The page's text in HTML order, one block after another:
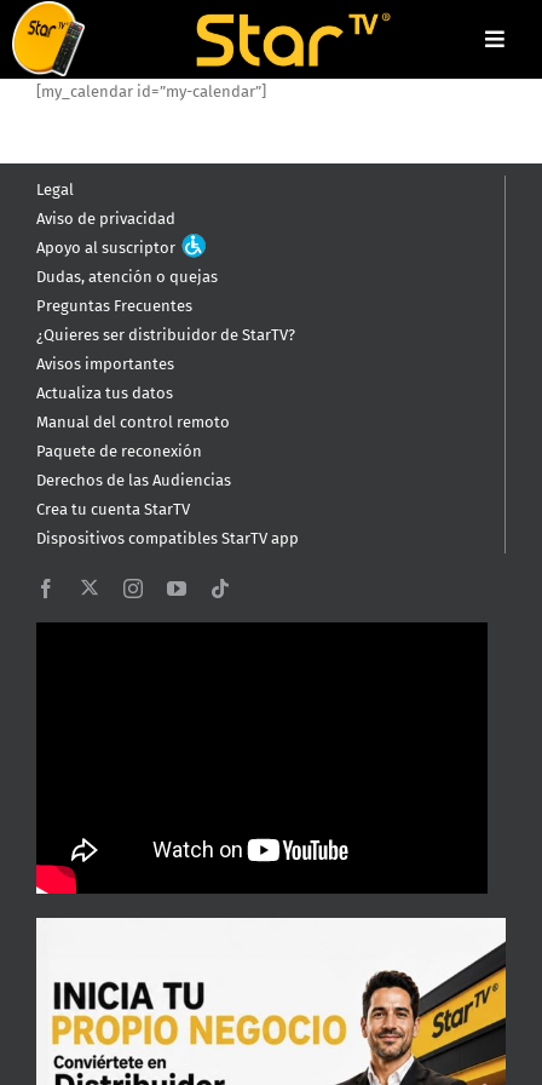
Skip
to
content
Atención
[my_calendar id=”my-calendar”]
Legal
Aviso de privacidad
Apoyo al suscriptor
Dudas, atención o quejas
Preguntas Frecuentes
¿Quieres ser distribuidor de StarTV?
Avisos importantes
Actualiza tus datos
Manual del control remoto
Paquete de reconexión
Derechos de las Audiencias
Crea tu cuenta StarTV
Dispositivos compatibles StarTV app